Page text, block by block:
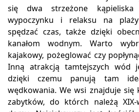
się dwa strzeżone kąpieliska
wypoczynku i relaksu na
spędzać czas, także dzięki
kanałom wodnym. Warto
kajakowy, pożeglować czy
Inną atrakcją tamtejszych wód
dzięki czemu panują tam
wędkowania. We wsi znajduje się
zabytków, do którch należą XIX-